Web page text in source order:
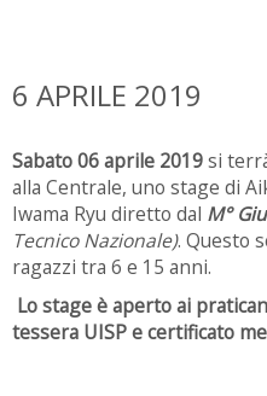
6 APRILE 2019
Sabato 06 aprile 2019si
alla Centrale, uno stage di
Iwama Ryu diretto dal M°
Tecnico Nazionale). Questo
ragazzi tra 6 e 15 anni.
Lo stage è aperto ai
tessera UISP e certificato